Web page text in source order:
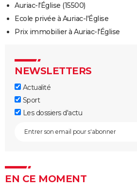
Auriac-l'Église (15500)
Ecole privée à Auriac-l'Église
Prix immobilier à Auriac-l'Église
NEWSLETTERS
Actualité
Sport
Les dossiers d'actu
EN CE MOMENT